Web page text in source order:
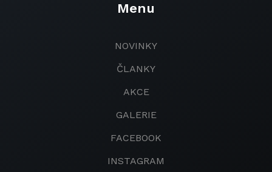
Menu
NOVINKY
ČLANKY
AKCE
GALERIE
FACEBOOK
INSTAGRAM